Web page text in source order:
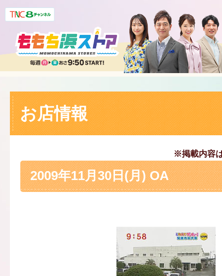
お店情報
※掲載内容
2009年11月30日(月) OA